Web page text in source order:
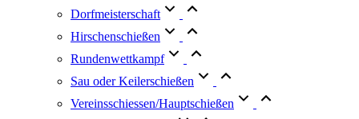
Dorfmeisterschaft
Hirschenschießen
Rundenwettkampf
Sau oder Keilerschießen
Vereinsschiessen/Hauptschießen